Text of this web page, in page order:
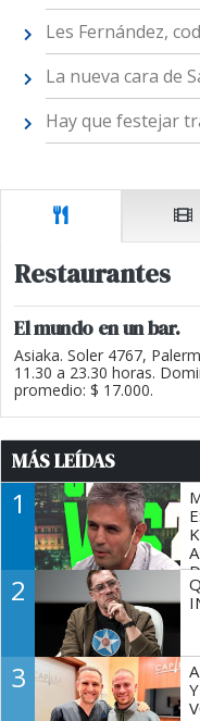
Les Fernández,
La nueva cara de
Hay que festejar
Restaurantes
El mundo en un bar.
Asiaka. Soler 4767,
11.30 a 23.30 horas.
promedio: $ 17.000.
MÁS LEÍDAS
1
2
3